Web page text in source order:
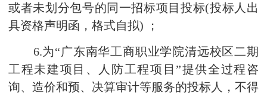
或者未划分包号的同一招标项目投标(投标人出
具资格声明函，格式自拟) ；
6.为“广东南华工商职业学院清远校区二期
工程未建项目、人防工程项目”提供全过程咨
询、造价和预、决算审计等服务的投标人，不得